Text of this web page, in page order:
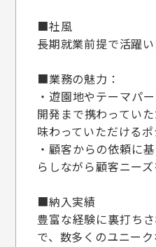
■社風
長期就業前提で活躍
■業務の魅力：
・遊園地やテーマパ
開発まで携わってい
味わっていただけるポ
・顧客からの依頼に
らしながら顧客ニー
■納入実績
豊富な経験に裏打ち
で、数多くのユニー